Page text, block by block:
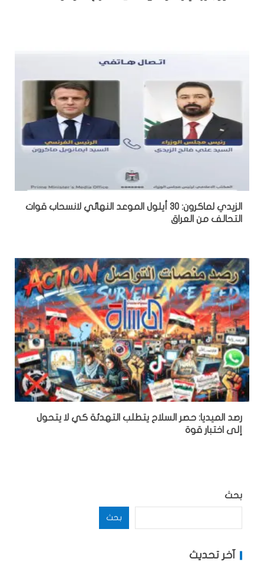
الزيدي لماكرون: 30 أيلول الموعد النهائي لانسحاب قوات
التحالف من العراق
رصد الميديا: حصر السلاح يتطلب التهدئة كي لا يتحول
إلى اختبار قوة
بحث
بحث
آخر تحديث